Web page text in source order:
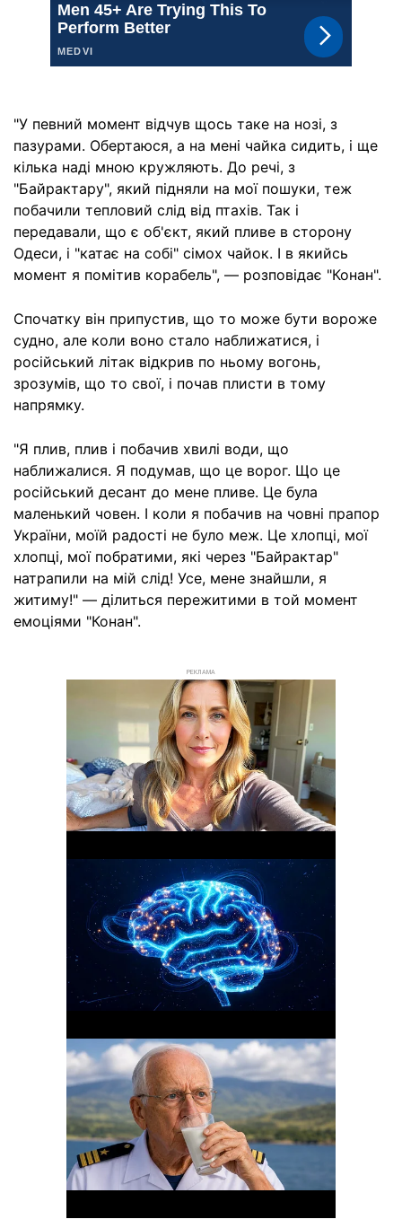
"У певний момент відчув щось таке на нозі, з
пазурами. Обертаюся, а на мені чайка сидить, і ще
кілька наді мною кружляють. До речі, з
"Байрактару", який підняли на мої пошуки, теж
побачили тепловий слід від птахів. Так і
передавали, що є об'єкт, який пливе в сторону
Одеси, і "катає на собі" сімох чайок. І в якийсь
момент я помітив корабель", — розповідає "Конан".
Спочатку він припустив, що то може бути вороже
судно, але коли воно стало наближатися, і
російський літак відкрив по ньому вогонь,
зрозумів, що то свої, і почав плисти в тому
напрямку.
"Я плив, плив і побачив хвилі води, що
наближалися. Я подумав, що це ворог. Що це
російський десант до мене пливе. Це була
маленький човен. І коли я побачив на човні прапор
України, моїй радості не було меж. Це хлопці, мої
хлопці, мої побратими, які через "Байрактар"
натрапили на мій слід! Усе, мене знайшли, я
житиму!" — ділиться пережитими в той момент
емоціями "Конан".
РЕКЛАМА